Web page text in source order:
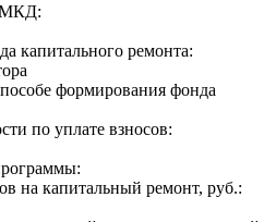
МКД:
капитального ремонта:
формирования фонда
по уплате взносов:
на капитальный ремонт, руб.: